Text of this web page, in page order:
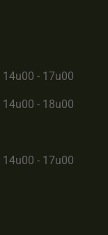
14u00 - 17u00
14u00 - 18u00
14u00 - 17u00